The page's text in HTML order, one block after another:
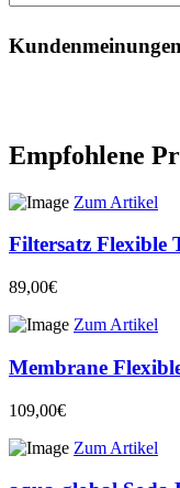
Empfohlene
Zum Artikel
Filtersatz Flexible
89,00€
Zum Artikel
Membrane
109,00€
Zum Artikel